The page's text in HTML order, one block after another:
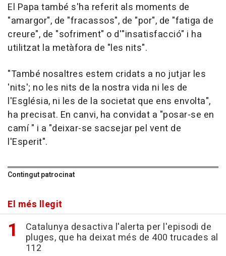
El Papa també s'ha referit als moments de
"amargor", de "fracassos", de "por", de "fatiga de
creure", de "sofriment" o d'"insatisfacció" i ha
utilitzat la metàfora de "les nits".
"També nosaltres estem cridats a no jutjar les
'nits'; no les nits de la nostra vida ni les de
l'Església, ni les de la societat que ens envolta",
ha precisat. En canvi, ha convidat a "posar-se en
camí " i a "deixar-se sacsejar pel vent de
l'Esperit".
Contingut patrocinat
El més llegit
Catalunya desactiva l'alerta per l'episodi de
pluges, que ha deixat més de 400 trucades al
112